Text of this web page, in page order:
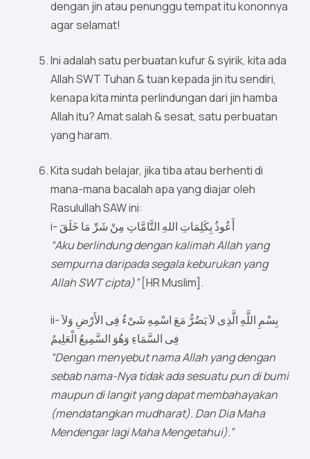
dengan jin atau penunggu tempat itu kononnya
agar selamat!
Ini adalah satu perbuatan kufur & syirik, kita ada
Allah SWT Tuhan & tuan kepada jin itu sendiri,
kenapa kita minta perlindungan dari jin hamba
Allah itu? Amat salah & sesat, satu perbuatan
yang haram.
Kita sudah belajar, jika tiba atau berhenti di
mana-mana bacalah apa yang diajar oleh
Rasulullah SAW ini:
i- أَعُوذُ بِكَلِمَاتِ اللهِ التَّامَّاتِ مِنْ شَرِّ مَا خَلَقَ
“Aku berlindung dengan kalimah Allah yang
sempurna daripada segala keburukan yang
Allah SWT cipta)”[HR Muslim].
ii- بِسْمِ اللَّهِ الَّذِى لاَ يَضُرُّ مَعَ اسْمِهِ شَىْءٌ فِى الأَرْضِ وَلاَ
فِى السَّمَاءِ وَهُوَ السَّمِيعُ الْعَلِيمُ
“Dengan menyebut nama Allah yang dengan
sebab nama-Nya tidak ada sesuatu pun di bumi
maupun di langit yang dapat membahayakan
(mendatangkan mudharat). Dan Dia Maha
Mendengar lagi Maha Mengetahui).”